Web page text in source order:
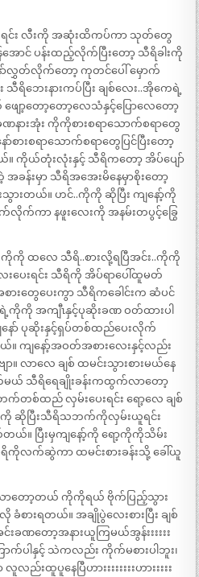
ရင်း လီးကို အဆုံးထိကပ်ကာ သုတ်တွေ
င် ပန်းထည့်လိုက်ပြီးတော့ သီရိခါးကို
လွှတ်လိုက်တော့ ကုတင်ပေါ် မှောက်
ရိဘေးနားကပ်ပြီး ချစ်လေး..အိုကေရဲ့
ော့တော့တော့လေသံနှင့်ပြောလေတော့
နားအုံး ကိုကိုစားစရာသောက်စရာတွေ
ားစရာသောက်စရာတွေပြင်ပြီးတော့
ယ်တုံးလုံးနှင့် သီရိကတော့ အိပ်ပျော်
အခန်းမှာ သီရိအအေးမိနေမှာစိုးတော့
သွားတယ်။ ဟင်..ကိုကို ဆိုပြီး ကျနော့်ကို
က်ကာ နဖူးလေးကို အနမ်းတပွင့်ခြွေ
းကိုကို ထလေ သီရိ..စားလို့ရပြီအင်း..ကိုကို
းပေးရင်း သီရိကို အိပ်ရာပေါ်ထူမတ်
တွေပေးကွာ သီရိကခေါင်းက ဆံပင်
ရဲ့ကိုကို အကျီၤနှင့်ပုဆိုးခဏ ဝတ်ထားပါ
နော် ပုဆိုးနှင့်ရှပ်တစ်ထည်ပေးလိုက်
ျနော့်အဝတ်အစားလေးနှင့်လည်း
လာလေ ချစ် ထမင်းသွားစားမယ်နေ
မယ် သီရိရေချိုးခန်းကထွက်လာတော့
တစ်ထည် လှမ်းပေးရင်း ရော့လေ ချစ်
ဆိုပြီးသီရိသဘက်ကိုလှမ်းယူရင်း
ပြီးမှကျနော့်ကို ရော့ကိုကိုသိမ်း
ကိုလက်ဆွဲကာ ထမင်းစားခန်းသို့ ခေါ်ယူ
သာတော့တယ် ကိုကိုရယ် ဗိုက်ပြည့်သွား
စားရတယ်။ အချိုပွဲလေးစားပြီး ချစ်
ခဏတော့အနားယူကြမယ်အွန်းးးးးး
ောက်ပါနှင့် သဲကလည်း ကိုက်မစားပါဘူး၊
ည်းထူပူနေပြီဟားးးးးးးးဟားးးးး